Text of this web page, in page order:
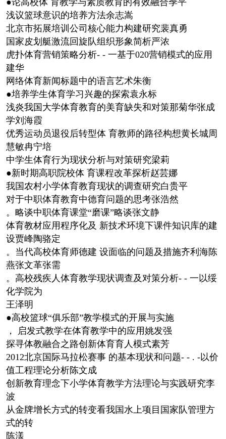
浅议篮球意识的培养方法余志嵩
北京市拓展培训公司核心能力构建研究裴真勇
国家皮划艇激流回旋队组织形象简析严浓
虎扑体育营销策略分析- - 一基于020营销模式的应用
建华
网络体育新闻标题中的语言艺术朱衡
●培养学生体育学习兴趣的探索袁永标
浅炎我国大学体育教育的美育缺失和对策那菊华张成
学刘海霞
优秀运动员退役后转型体 育教师的路径构想黄长城周
慧敏冉宁培
中学生体育行为现状分析与对策研究梁莉
●新时期高职院校体 育课程改革探析赵芸娜
我国农村小学体育教育现状的调查研究白贵平
对于中职体育教育中德育问题的思考张浩然
。略谈中职体育课堂“磨课”略谈张文静
体育教材应用程序化及 新技术环境下课件知识库的建
设贾峰陶骆定
。当代高校体育师德建 设面临的问题及措施齐利海陈
燕张文革张需
。高校残疾人体育教学现状调查及对策分析- - 一以绥
化学院为
王泽明
●高校篮球“俱乐部”教学模式的开展与实施
， 启发式教学在体育教学中的应用姚发强
探寻体教融合之路创新体育育人模式素芳
2012北京国际马拉松赛事 的基本现状和问题- - . -以价
值工程理论分析陈文成
创新教育理念下小学体育教学方法理论与实践研究李
波
从金牌增长方式的转变看我国水上项目国家队管理方
式的转
陈漾